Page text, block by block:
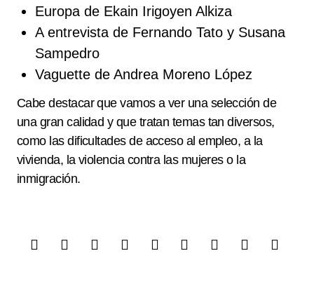
Europa de Ekain Irigoyen Alkiza
A entrevista de Fernando Tato y Susana
Sampedro
Vaguette de Andrea Moreno López
Cabe destacar que vamos a ver una selección de
una gran calidad y que tratan temas tan diversos,
como las dificultades de acceso al empleo, a la
vivienda, la violencia contra las mujeres o la
inmigración.